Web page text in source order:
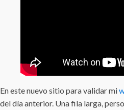
En este nuevo sitio para validar mi
del día anterior. Una fila larga,